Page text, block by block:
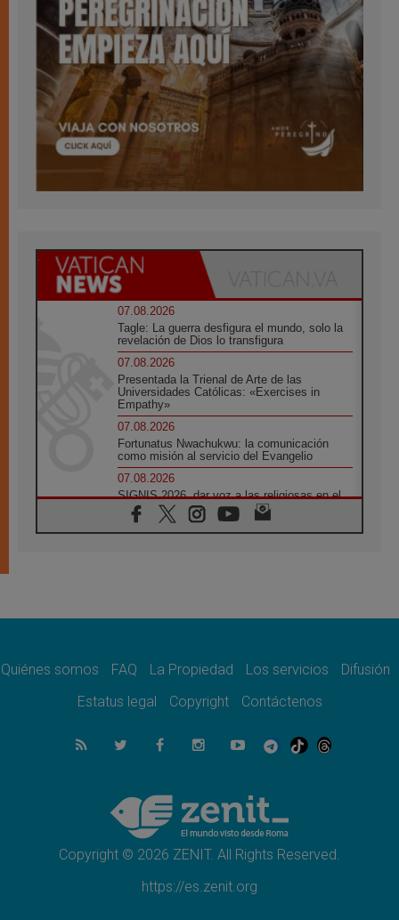
07.08.2026
Tagle: La guerra desfigura el mundo, solo la
revelación de Dios lo transfigura
07.08.2026
Presentada la Trienal de Arte de las
Universidades Católicas: «Exercises in
Empathy»
07.08.2026
Fortunatus Nwachukwu: la comunicación
como misión al servicio del Evangelio
07.08.2026
SIGNIS 2026, dar voz a las religiosas en el
espacio público
07.08.2026
no admite premuras legislativas
Cardenal Parolin: La paz comienza con la
06.08.2026
Fray Marco Vianelli: Aprender el Evangelio
La visita del Papa León XIV a Asís en un
minuto
Quiénes somos FAQ La Propiedad Los servicios
Difusión
Estatus legal
Copyright Contáctenos
Copyright © 2026 ZENIT. All Rights Reserved.
https://es.zenit.org